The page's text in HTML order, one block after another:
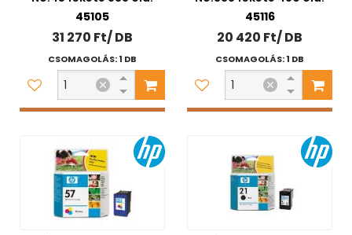
Tintapatron
Szűrés
Szűrési feltételek törlése
45105
31 270 Ft/ DB
CSOMAGOLÁS: 1 DB
45116
20 420 Ft/ DB
CSOMAGOLÁS: 1 DB